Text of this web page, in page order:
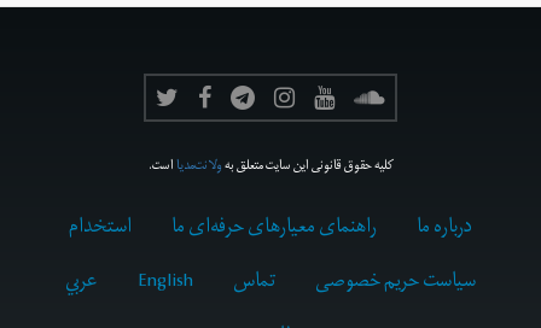
کلیه حقوق قانونی این سایت متعلق بهولانت‌مدیااست.
درباره ما راهنمای معیارهای حرفه‌ای ما
استخدام
سیاست حریم خصوصی
تماس English
عربي